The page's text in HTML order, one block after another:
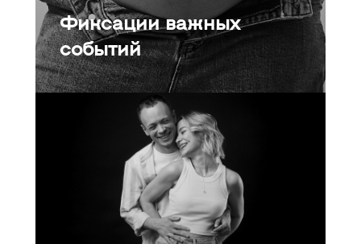
Фиксации важных
событий